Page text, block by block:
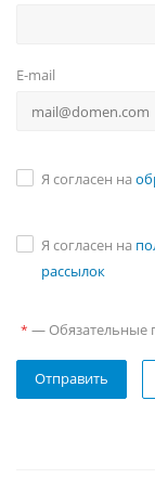
E-mail
Я согласен на
Я согласен на
рассылок
* — Обязательные
Отправить